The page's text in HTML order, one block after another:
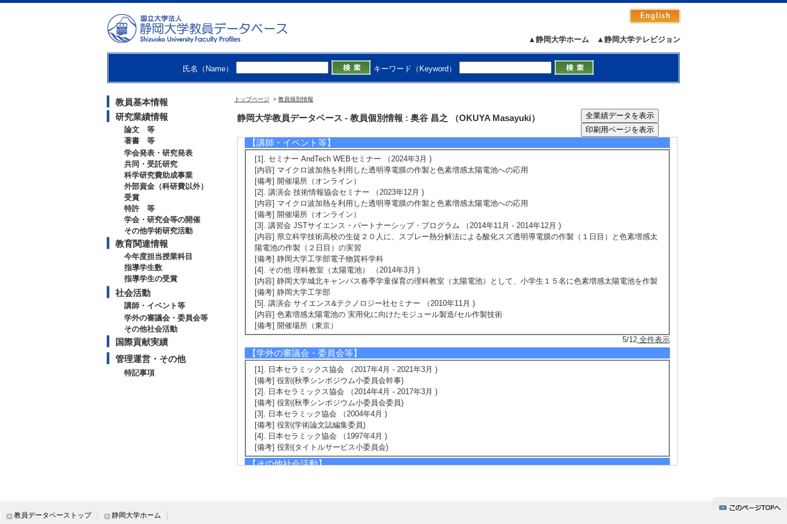
▲静岡大学テレビジョン
▲静岡大学ホーム
氏名（Name） キーワード（Keyword）
教員基本情報
研究業績情報
論文 等
著書 等
学会発表・研究発表
共同・受託研究
科学研究費助成事業
外部資金（科研費以外）
受賞
特許 等
学会・研究会等の開催
その他学術研究活動
教育関連情報
今年度担当授業科目
指導学生数
指導学生の受賞
社会活動
講師・イベント等
学外の審議会・委員会等
その他社会活動
国際貢献実績
管理運営・その他
特記事項
トップページ > 教員個別情報
静岡大学教員データベース - 教員個別情報 : 奥谷 昌之 （OKUYA Masayuki）
[授与団体名] 静岡大学薄膜基板研究懇話会
[受賞学生氏名] 大川佳英
[授与団体名] 日本セラミック協会関東支部
社会活動
【講師・イベント等】
[1]. セミナー AndTech WEBセミナー （2024年3月 )
[内容] マイクロ波加熱を利用した透明導電膜の作製と色素増感太陽電池への応用
[備考] 開催場所（オンライン）
[2]. 講演会 技術情報協会セミナー （2023年12月 )
[内容] マイクロ波加熱を利用した透明導電膜の作製と色素増感太陽電池への応用
[備考] 開催場所（オンライン）
[3]. 講習会 JSTサイエンス・パートナーシップ・プログラム （2014年11月 - 2014年12月 )
[内容] 県立科学技術高校の生徒２０人に、スプレー熱分解法による酸化スズ透明導電膜の作製（１日目）と色素増感太
陽電池の作製（２日目）の実習
[備考] 静岡大学工学部電子物質科学科
[4]. その他 理科教室（太陽電池） （2014年3月 )
[内容] 静岡大学城北キャンパス春季学童保育の理科教室（太陽電池）として、小学生１５名に色素増感太陽電池を作製
[備考] 静岡大学工学部
[5]. 講演会 サイエンス&テクノロジー社セミナー （2010年11月 )
[内容] 色素増感太陽電池の 実用化に向けたモジュール製造/セル作製技術
[備考] 開催場所（東京）
5/12 全件表示
【学外の審議会・委員会等】
[1]. 日本セラミックス協会 （2017年4月 - 2021年3月 )
[備考] 役割(秋季シンポジウム小委員会幹事)
[2]. 日本セラミックス協会 （2014年4月 - 2017年3月 )
[備考] 役割(秋季シンポジウム小委員会委員)
[3]. 日本セラミック協会 （2004年4月 )
[備考] 役割(学術論文誌編集委員)
[4]. 日本セラミック協会 （1997年4月 )
[備考] 役割(タイトルサービス小委員会)
【その他社会活動】
[2]. 静岡県客員研究員 （2005年4月 )
教員データベーストップ 静岡大学ホーム